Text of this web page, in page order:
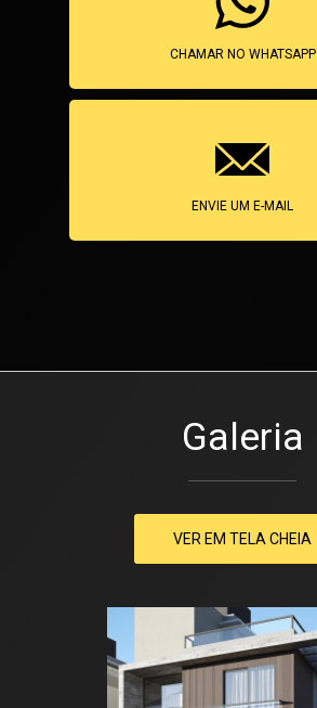
CHAMAR NO WHATSAPP
ENVIE UM E-MAIL
Galeria
VER EM TELA CHEIA